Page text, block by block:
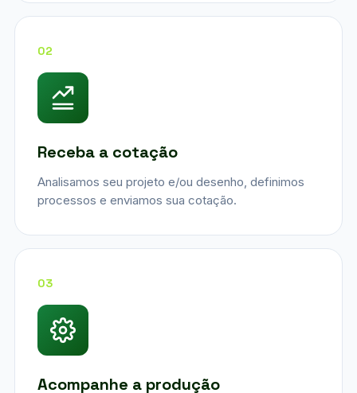
02
Receba a cotação
Analisamos seu projeto e/ou desenho, definimos
processos e enviamos sua cotação.
03
Acompanhe a produção